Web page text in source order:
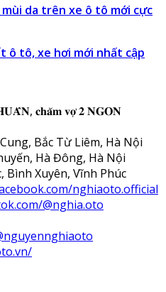
da trên xe ô tô mới cực
ô tô, xe hơi mới nhất cập
𝐜𝐡𝐚̆𝐦 𝐯𝐨̛̣ 𝟐 𝐍𝐆𝐎𝐍
Bắc Từ Liêm, Hà Nội
Hà Đông, Hà Nội
Bình Xuyên, Vĩnh Phúc
nghiaoto.official
@nghia.oto